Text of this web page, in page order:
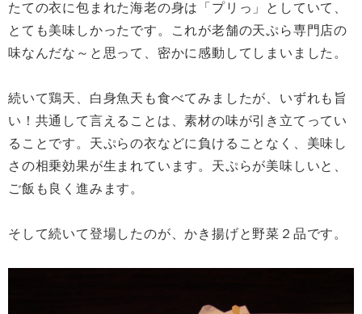
たての衣に包まれた海老の身は「プリっ」としていて、
とても美味しかったです。これが老舗の天ぷら専門店の
味なんだな～と思って、密かに感動してしまいました。
続いて鶏天、白身魚天も食べてみましたが、いずれも旨
い！共通して言えることは、素材の味が引き立てってい
ることです。天ぷらの衣などに負けることなく、美味し
さの相乗効果が生まれています。天ぷらが美味しいと、
ご飯も良く進みます。
そして続いて登場したのが、かき揚げと野菜２品です。